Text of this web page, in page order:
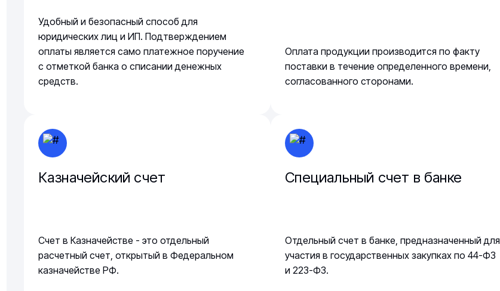
Удобный и безопасный способ для
юридических лиц и ИП. Подтверждением
оплаты является само платежное поручение
с отметкой банка о списании денежных
средств.
Оплата продукции производится по факту
поставки в течение определенного времени,
согласованного сторонами.
Казначейский счет
Счет в Казначействе - это отдельный
расчетный счет, открытый в Федеральном
казначействе РФ.
Специальный счет в банке
Отдельный счет в банке, предназначенный для
участия в государственных закупках по 44-ФЗ
и 223-ФЗ.